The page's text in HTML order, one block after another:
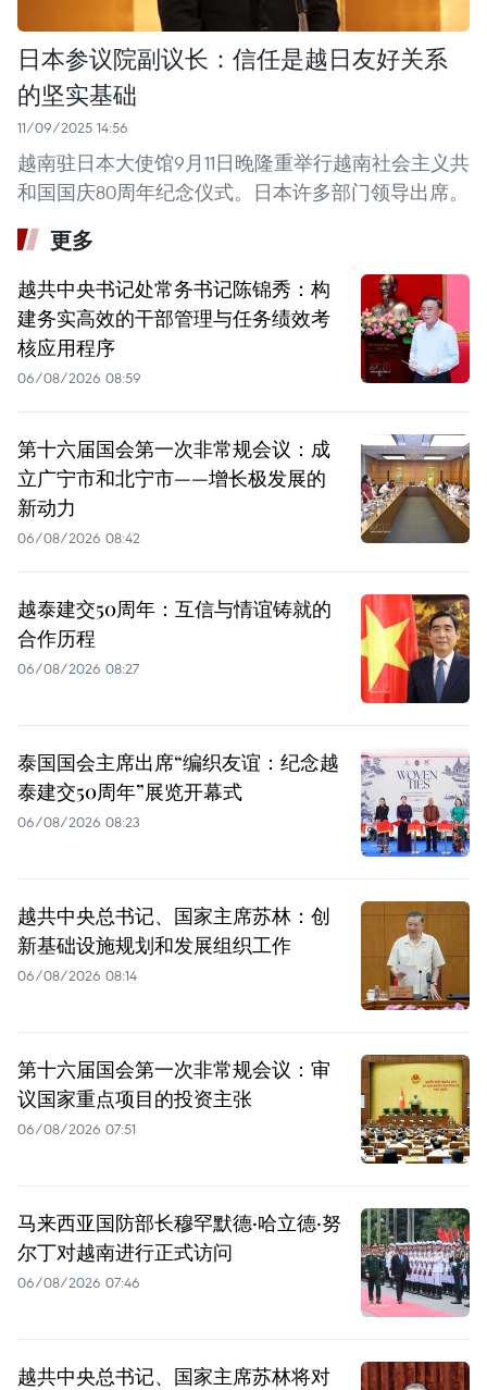
日本参议院副议长：信任是越日友好关系
的坚实基础
11/09/2025 14:56
越南驻日本大使馆9月11日晚隆重举行越南社会主义共
和国国庆80周年纪念仪式。日本许多部门领导出席。
更多
越共中央书记处常务书记陈锦秀：构
建务实高效的干部管理与任务绩效考
核应用程序
06/08/2026 08:59
第十六届国会第一次非常规会议：成
立广宁市和北宁市——增长极发展的
新动力
06/08/2026 08:42
越泰建交50周年：互信与情谊铸就的
合作历程
06/08/2026 08:27
泰国国会主席出席“编织友谊：纪念越
泰建交50周年”展览开幕式
06/08/2026 08:23
越共中央总书记、国家主席苏林：创
新基础设施规划和发展组织工作
06/08/2026 08:14
第十六届国会第一次非常规会议：审
议国家重点项目的投资主张
06/08/2026 07:51
马来西亚国防部长穆罕默德·哈立德·努
尔丁对越南进行正式访问
06/08/2026 07:46
越共中央总书记、国家主席苏林将对